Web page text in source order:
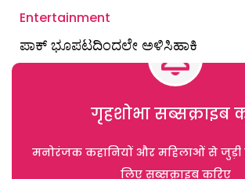
Entertainment
ಪಾಕ್‌ ಭೂಪಟದಿಂದಲೇ ಅಳಿಸಿಹಾಕಿ
गृहशोभा सब्सक्राइब
मनोरंजक कहानियों और महिलाओं से
लिए सब्सक्राइब करिए